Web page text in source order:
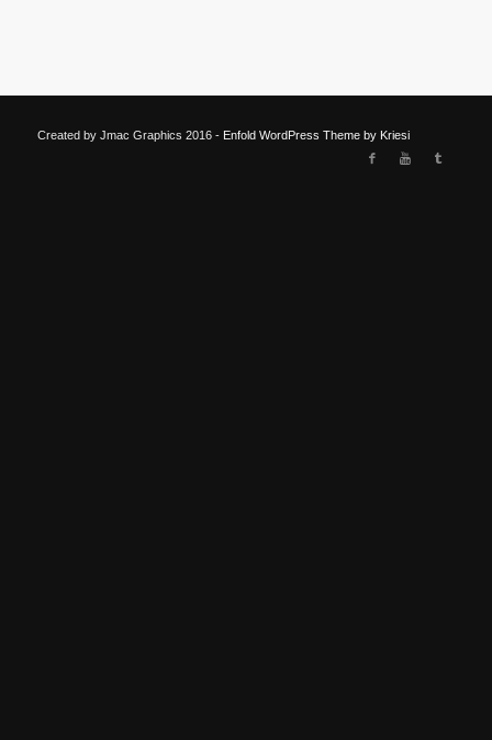
Created by Jmac Graphics 2016 - Enfold WordPress Theme by Kriesi